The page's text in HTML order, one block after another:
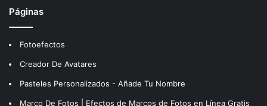
Páginas
Fotoefectos
Creador De Avatares
Pasteles Personalizados - Añade Tu Nombre
Marco De Fotos | Efectos de Marcos de Fotos en Línea Gratis